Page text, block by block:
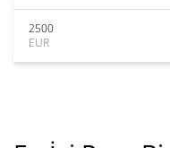
2500
EUR